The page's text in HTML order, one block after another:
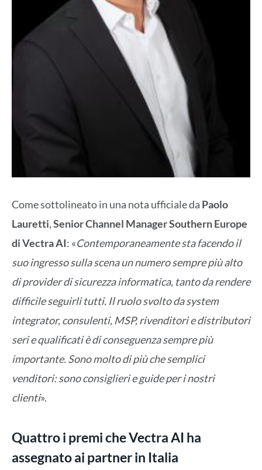
Come sottolineato in una nota ufficiale da Paolo
Lauretti,Senior Channel Manager Southern Europe
di Vectra AI: «Contemporaneamente sta facendo il
suo ingresso sulla scena un numero sempre più alto
di provider di sicurezza informatica, tanto da rendere
difficile seguirli tutti. Il ruolo svolto da system
integrator, consulenti, MSP, rivenditori e distributori
seri e qualificati è di conseguenza sempre più
importante. Sono molto di più che semplici
venditori: sono consiglieri e guide per i nostri
clienti».
Quattro i premi che Vectra AI ha
assegnato ai partner in Italia